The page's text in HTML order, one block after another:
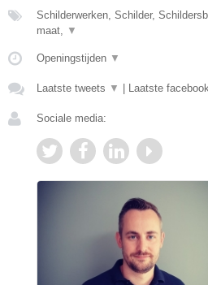
Schilderwerken, Schilder,
maat, ▼
Openingstijden ▼
Laatste tweets ▼ Laatste
Sociale media: